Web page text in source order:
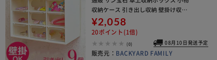
収納ケース 引き出し収納 壁掛け収納
壁面 小物入れ 小物収納 サンホ KO-49
13 リビングルーム 書斎 整理整頓 収
¥2,058
20ポイント(1倍)
(0) 08月10日発送予定
販売元： BACKYARD FAMILY